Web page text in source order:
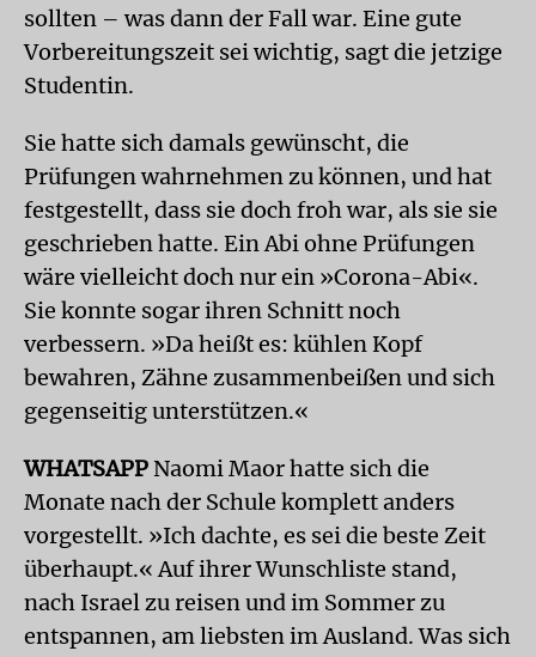
sollten – was dann der Fall war. Eine gute
Vorbereitungszeit sei wichtig, sagt die jetzige
Studentin.
Sie hatte sich damals gewünscht, die
Prüfungen wahrnehmen zu können, und hat
festgestellt, dass sie doch froh war, als sie sie
geschrieben hatte. Ein Abi ohne Prüfungen
wäre vielleicht doch nur ein »Corona-Abi«.
Sie konnte sogar ihren Schnitt noch
verbessern. »Da heißt es: kühlen Kopf
bewahren, Zähne zusammenbeißen und sich
gegenseitig unterstützen.«
WHATSAPP Naomi Maor hatte sich die
Monate nach der Schule komplett anders
vorgestellt. »Ich dachte, es sei die beste Zeit
überhaupt.« Auf ihrer Wunschliste stand,
nach Israel zu reisen und im Sommer zu
entspannen, am liebsten im Ausland. Was sich